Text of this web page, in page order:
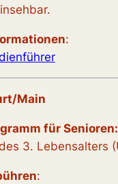
:
Main
für Senioren:
3. Lebensalters
: